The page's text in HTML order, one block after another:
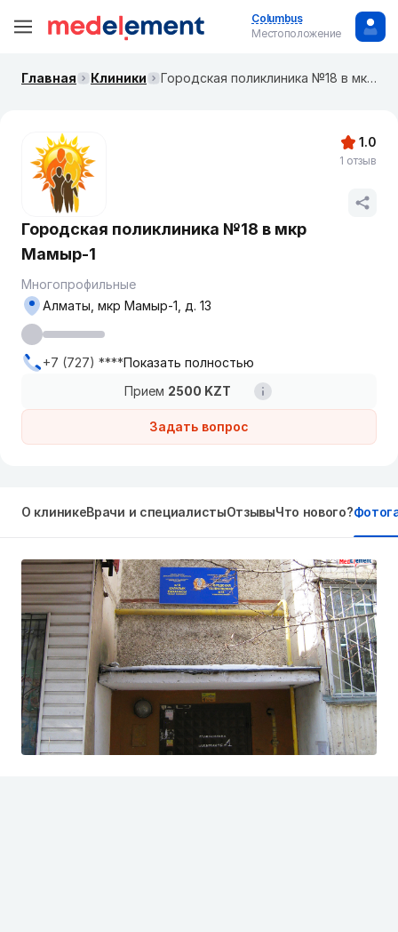
Columbus
Местоположение
Главная Клиники Городская поликлиника №18 в мкр Мамыр-1
Городская поликлиника №18 в мкр
Мамыр-1
Многопрофильные
Прием 2500 KZT
Задать вопрос
Алматы, мкр Мамыр-1, д. 13
+7 (727) ****Показать полностью
1.0
1 отзыв
О клиникеВрачи и специалистыОтзывыЧто нового?